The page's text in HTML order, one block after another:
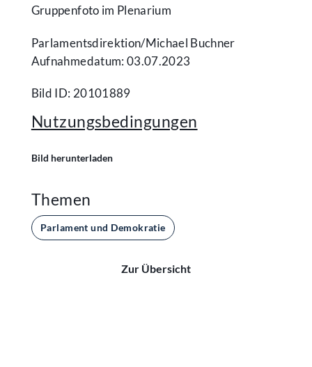
Gruppenfoto im Plenarium
Parlamentsdirektion/​Michael Buchner
Aufnahmedatum: 03.07.2023
Bild ID: 20101889
Nutzungsbedingungen
Bild herunterladen
Themen
Parlament und Demokratie
Zur Übersicht